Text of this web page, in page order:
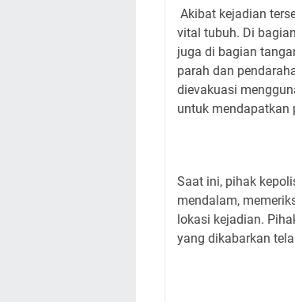
Akibat kejadian
vital tubuh. Di
juga di bagian
parah dan
dievakuasi
untuk mendapatkan
Saat ini, pihak
mendalam,
lokasi kejadian.
yang dikabarkan